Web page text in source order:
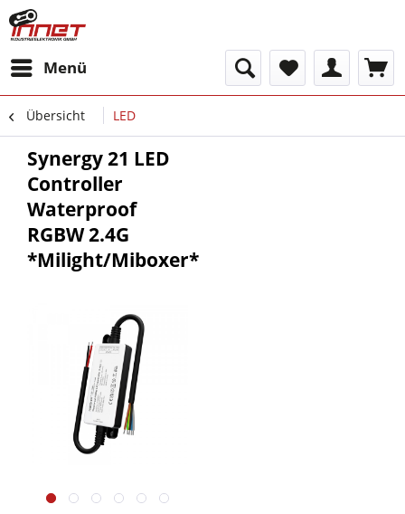
Menü
Übersicht LED
Synergy 21 LED
Controller
Waterproof
RGBW 2.4G
*Milight/Miboxer*